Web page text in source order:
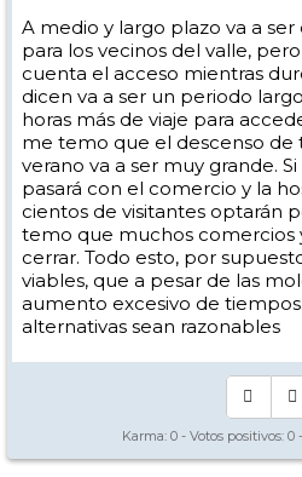
A medio y largo plazo va a
para los vecinos del valle,
cuenta el acceso mientras
dicen va a ser un periodo
horas más de viaje para
me temo que el descenso de
verano va a ser muy grande.
pasará con el comercio y la
cientos de visitantes optarán
temo que muchos comercios
cerrar. Todo esto, por
viables, que a pesar de las
aumento excesivo de
alternativas sean razonables
Karma: 0 - Votos positivos: 0